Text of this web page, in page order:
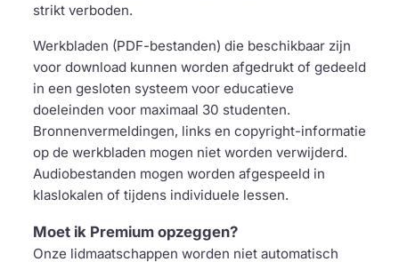
strikt verboden.
Werkbladen (PDF-bestanden) die beschikbaar zijn
voor download kunnen worden afgedrukt of gedeeld
in een gesloten systeem voor educatieve
doeleinden voor maximaal 30 studenten.
Bronnenvermeldingen, links en copyright-informatie
op de werkbladen mogen niet worden verwijderd.
Audiobestanden mogen worden afgespeeld in
klaslokalen of tijdens individuele lessen.
Moet ik Premium opzeggen?
Onze lidmaatschappen worden niet automatisch